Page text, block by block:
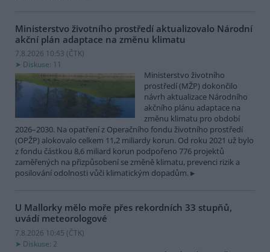
Ministerstvo životního prostředí aktualizovalo Národní
akční plán adaptace na změnu klimatu
7.8.2026 10:53 (ČTK)
Diskuse: 11
Ministerstvo životního
prostředí (MŽP) dokončilo
návrh aktualizace Národního
akčního plánu adaptace na
změnu klimatu pro období
2026–2030. Na opatření z Operačního fondu životního prostředí
(OPŽP) alokovalo celkem 11,2 miliardy korun. Od roku 2021 už bylo
z fondu částkou 8,6 miliard korun podpořeno 776 projektů
zaměřených na přizpůsobení se změně klimatu, prevenci rizik a
posilování odolnosti vůči klimatickým dopadům.
U Mallorky mělo moře přes rekordních 33 stupňů,
uvádí meteorologové
7.8.2026 10:45 (ČTK)
Diskuse: 2